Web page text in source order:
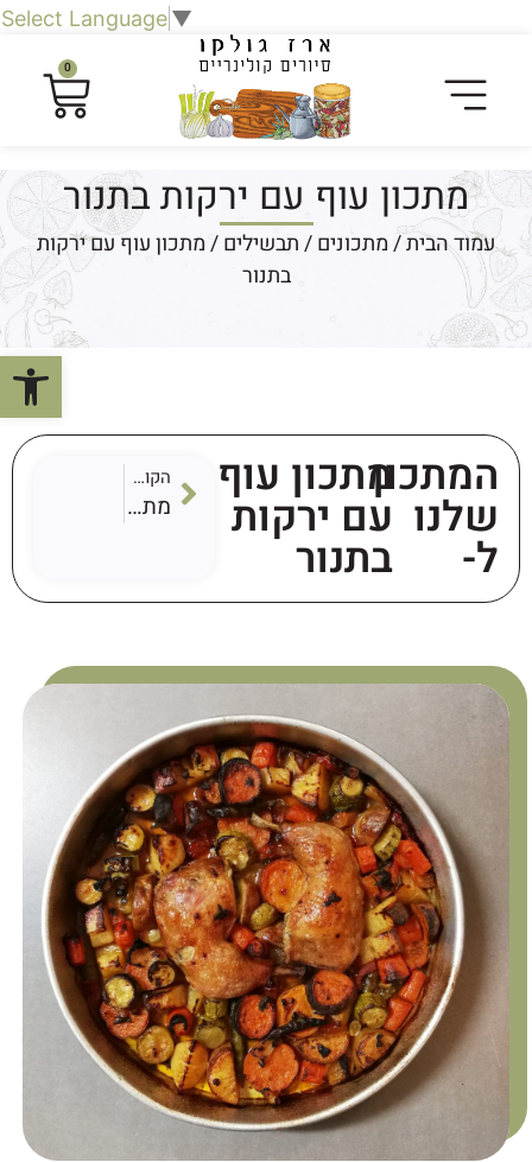
פתח
Select Language▼
0
מתכון עוף עם ירקות בתנור
עמוד הבית/מתכונים/תבשילים/ מתכון עוף עם ירקות
בתנור
המתכון
שלנו
ל-
מתכון עוף
עם ירקות
בתנור
הקודם
מתכון קציצות עוף עם ירקות